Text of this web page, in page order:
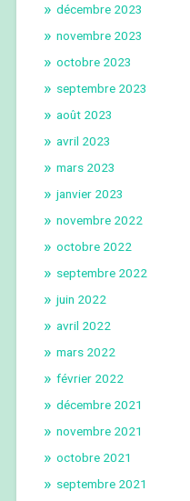
décembre 2023
novembre 2023
octobre 2023
septembre 2023
août 2023
avril 2023
mars 2023
janvier 2023
novembre 2022
octobre 2022
septembre 2022
juin 2022
avril 2022
mars 2022
février 2022
décembre 2021
novembre 2021
octobre 2021
septembre 2021